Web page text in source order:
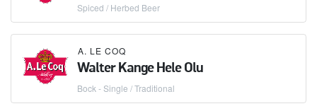
Spiced / Herbed Beer
A. LE COQ
Walter Kange Hele Olu
Bock - Single / Traditional